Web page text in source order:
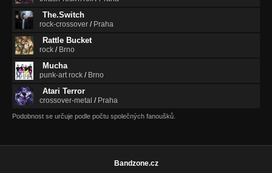
The.Switch
rock-crossover / Praha
Rattle Bucket
rock / Brno
Mucha
punk-art rock / Brno
Atari Terror
crossover-metal / Praha
Podobnost se určuje podle počtu společných fanoušků.
Bandzone.cz